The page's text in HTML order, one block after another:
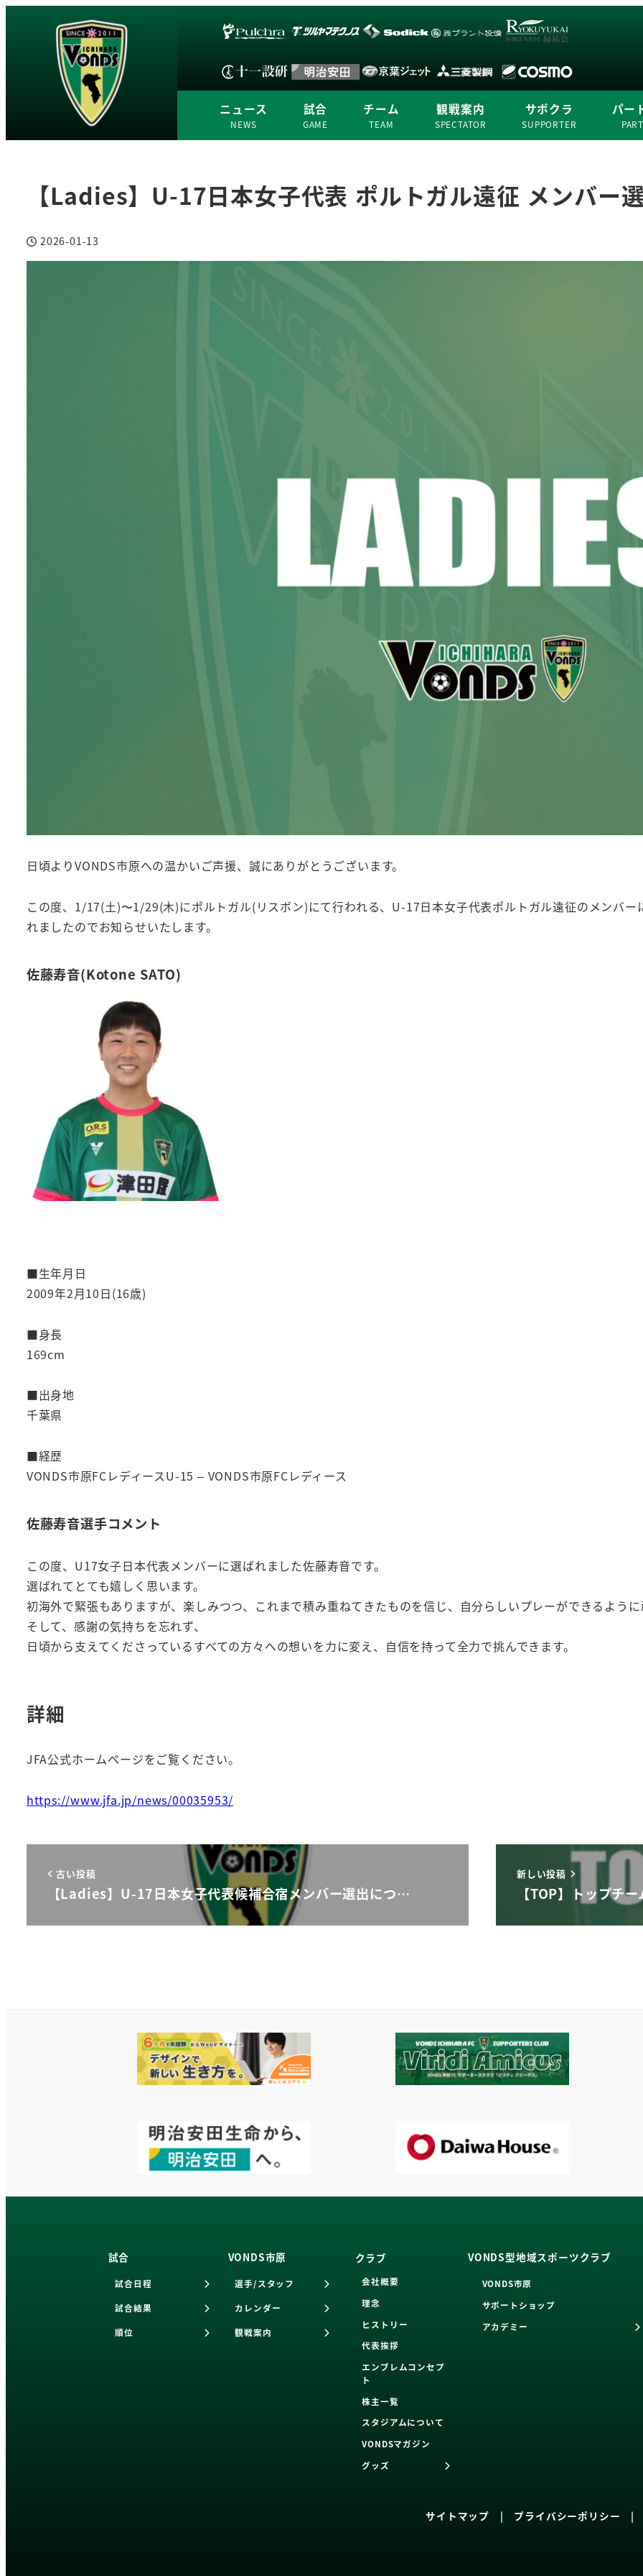
ニュース
NEWS
試合
GAME
チーム
TEAM
観戦案内
SPECTATOR
サポクラ
SUPPORTER
パー
【Ladies】U-17日本女子代表 ポルトガル遠征 メンバー
投稿日
2026-01-13
日頃よりVONDS市原への温かいご声援、誠にありがとうございます。
この度、1/17(土)〜1/29(木)にポルトガル(リスボン)にて行われる、U-17日本女子代表ポルトガル遠征のメンバー
れましたのでお知らせいたします。
佐藤寿音(Kotone SATO)
■生年月日
2009年2月10日(16歳)
■身長
169cm
■出身地
千葉県
■経歴
VONDS市原FCレディースU-15 – VONDS市原FCレディース
佐藤寿音選手コメント
この度、U17女子日本代表メンバーに選ばれました佐藤寿音です。
選ばれてとても嬉しく思います。
初海外で緊張もありますが、楽しみつつ、これまで積み重ねてきたものを信じ、自分らしいプレーができるように
そして、感謝の気持ちを忘れず、
日頃から支えてくださっているすべての方々への想いを力に変え、自信を持って全力で挑んできます。
詳細
JFA公式ホームページをご覧ください。
https://www.jfa.jp/news/00035953/
古い投稿
【Ladies】U-17日本女子代表候補合宿メンバー選出につ…
新しい投稿
【TOP】トップチ
試合
試合日程
試合結果
順位
VONDS市原
選手/スタッフ
カレンダー
観戦案内
クラブ
会社概要
理念
ヒストリー
代表挨拶
エンブレムコンセプ
ト
株主一覧
スタジアムについて
VONDSマガジン
グッズ
VONDS型地域スポーツクラブ
VONDS市原
サポートショップ
アカデミー
サイトマップ | プライバシーポリシー |